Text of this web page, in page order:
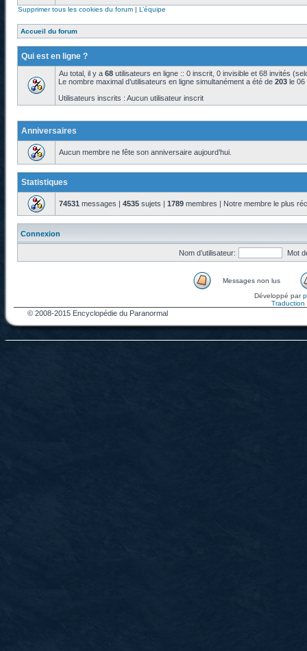
Supprimer tous les cookies du forum | L’équipe
Accueil du forum
Qui est en ligne ?
Au total, il y a 68 utilisateurs en ligne :: 0 inscrit, 0 invisible et 68 invités
Le nombre maximal d’utilisateurs en ligne simultanément a été de 203 le 06
Utilisateurs inscrits : Aucun utilisateur inscrit
Anniversaires
Aucun membre ne fête son anniversaire aujourd’hui.
Statistiques
74531 messages | 4535 sujets | 1789 membres | Notre membre le plus
Connexion
Nom d’utilisateur: Mot
Messages non lus
Développé par
Traduction
© 2008-2015 Encyclopédie du Paranormal